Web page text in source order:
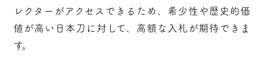
レクターがアクセスできるため、希少性や歴史的価
値が高い日本刀に対して、高額な入札が期待できま
す。